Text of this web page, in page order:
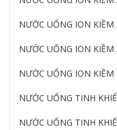
NƯỚC UỐNG ION
NƯỚC UỐNG ION
NƯỚC UỐNG ION KIỀM
NƯỚC UỐNG TINH
NƯỚC UỐNG TINH